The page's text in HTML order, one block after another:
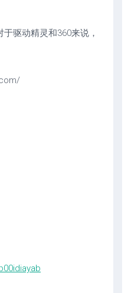
驱动精灵和360来说，